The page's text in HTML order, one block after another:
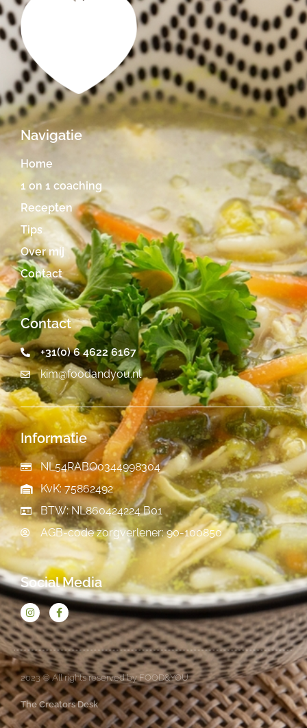
Navigatie
Home
1 on 1 coaching
Recepten
Tips
Over mij
Contact
Contact
+31(0) 6 4622 6167
kim@foodandyou.nl
Informatie
NL54RABO0344998304
KvK: 75862492
BTW: NL860424224 B01
AGB-code zorgverlener: 90-100850
Social Media
2023 © All rights reserved by FOOD&YOU
The Creators Desk